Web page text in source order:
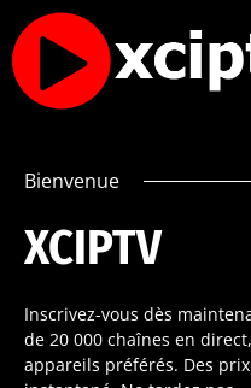
Bienvenue
XCIPTV
Inscrivez-vous dès
de 20 000 chaînes en direct,
appareils préférés. Des